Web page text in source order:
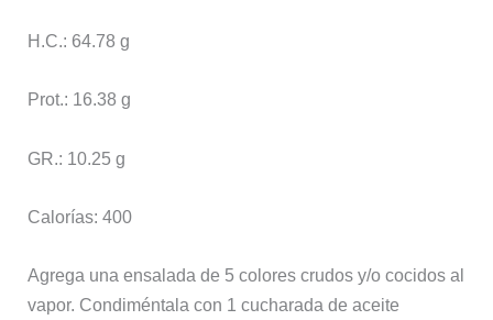
H.C.: 64.78 g
Prot.: 16.38 g
GR.: 10.25 g
Calorías: 400
Agrega una ensalada de 5 colores crudos y/o cocidos al
vapor. Condiméntala con 1 cucharada de aceite